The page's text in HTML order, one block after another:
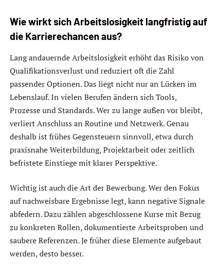
Wie wirkt sich Arbeitslosigkeit langfristig auf
die Karrierechancen aus?
Lang andauernde Arbeitslosigkeit erhöht das Risiko von
Qualifikationsverlust und reduziert oft die Zahl
passender Optionen. Das liegt nicht nur an Lücken im
Lebenslauf. In vielen Berufen ändern sich Tools,
Prozesse und Standards. Wer zu lange außen vor bleibt,
verliert Anschluss an Routine und Netzwerk. Genau
deshalb ist frühes Gegensteuern sinnvoll, etwa durch
praxisnahe Weiterbildung, Projektarbeit oder zeitlich
befristete Einstiege mit klarer Perspektive.
Wichtig ist auch die Art der Bewerbung. Wer den Fokus
auf nachweisbare Ergebnisse legt, kann negative Signale
abfedern. Dazu zählen abgeschlossene Kurse mit Bezug
zu konkreten Rollen, dokumentierte Arbeitsproben und
saubere Referenzen. Je früher diese Elemente aufgebaut
werden, desto besser.